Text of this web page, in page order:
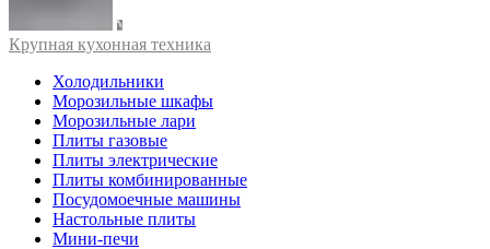
Крупная кухонная техника
Холодильники
Морозильные шкафы
Морозильные лари
Плиты газовые
Плиты электрические
Плиты комбинированные
Посудомоечные машины
Настольные плиты
Мини-печи